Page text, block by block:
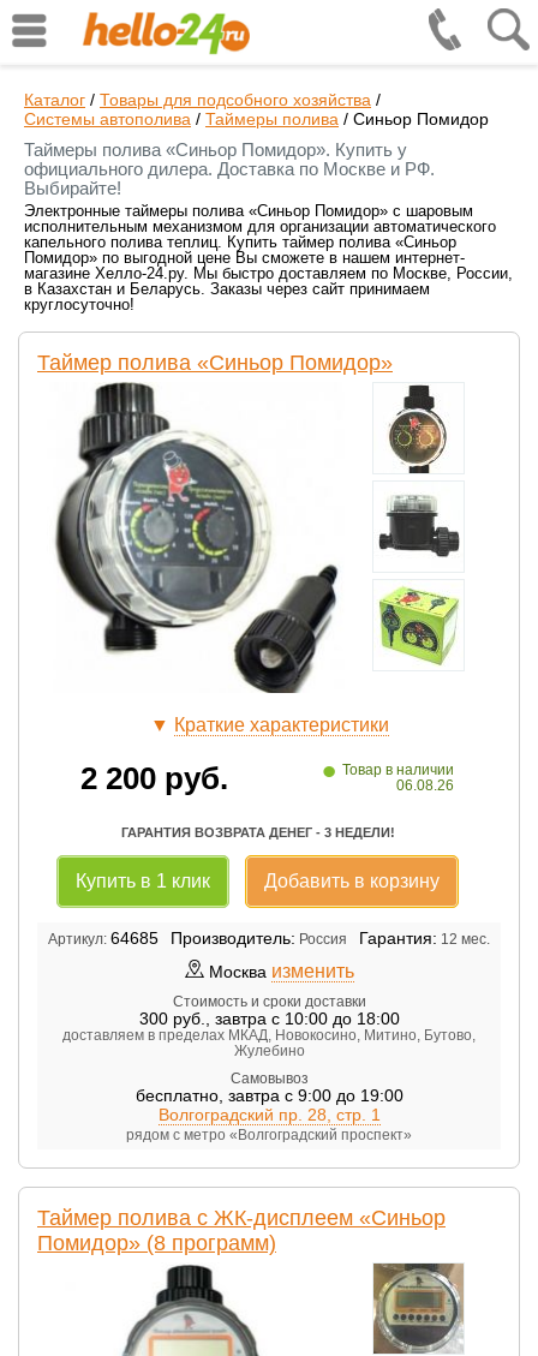
Каталог / Товары для подсобного хозяйства /
Системы автополива / Таймеры полива / Синьор Помидор
Таймеры полива «Синьор Помидор». Купить у
официального дилера. Доставка по Москве и РФ.
Выбирайте!
Электронные таймеры полива «Синьор Помидор» с шаровым
исполнительным механизмом для организации автоматического
капельного полива теплиц. Купить таймер полива «Синьор
Помидор» по выгодной цене Вы сможете в нашем интернет-
магазине Хелло-24.ру. Мы быстро доставляем по Москве, России,
в Казахстан и Беларусь. Заказы через сайт принимаем
круглосуточно!
Таймер полива «Синьор Помидор»
▼ Краткие характеристики
2 200 руб. • Товар в наличии
06.08.26
ГАРАНТИЯ ВОЗВРАТА ДЕНЕГ - 3 НЕДЕЛИ!
Купить в 1 клик Добавить в корзину
Артикул: 64685 Производитель: Россия Гарантия: 12 мес.
Москва изменить
Стоимость и сроки доставки
300руб. завтра с 10:00 до 18:00
доставляем в пределах МКАД, Новокосино, Митино, Бутово,
Жулебино
Самовывоз
бесплатно, завтра с 9:00 до 19:00
Волгоградский пр. 28, стр. 1
рядом с метро «Волгоградский проспект»
Таймер полива с ЖК-дисплеем «Синьор
Помидор» (8 программ)